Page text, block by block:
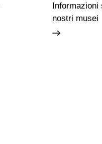
Informazioni
nostri musei